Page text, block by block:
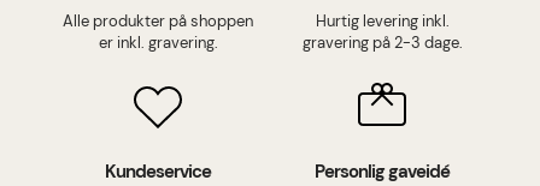
Alle produkter på shoppen
er inkl. gravering.
Hurtig levering inkl.
gravering på 2-3 dage.
Kundeservice Personlig gaveidé